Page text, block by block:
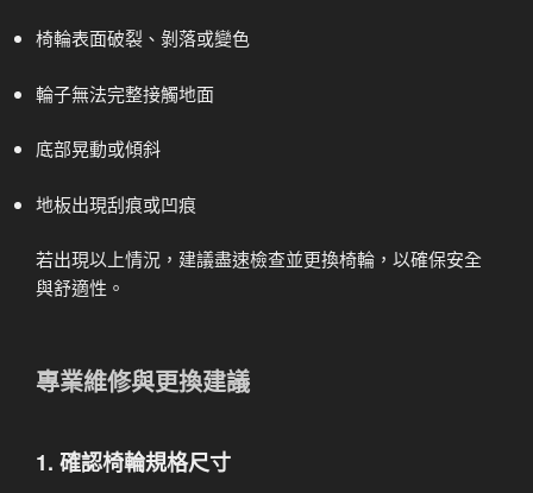
椅輪表面破裂、剝落或變色
輪子無法完整接觸地面
底部晃動或傾斜
地板出現刮痕或凹痕
若出現以上情況，建議盡速檢查並更換椅輪，以確保安全
與舒適性。
專業維修與更換建議
1. 確認椅輪規格尺寸